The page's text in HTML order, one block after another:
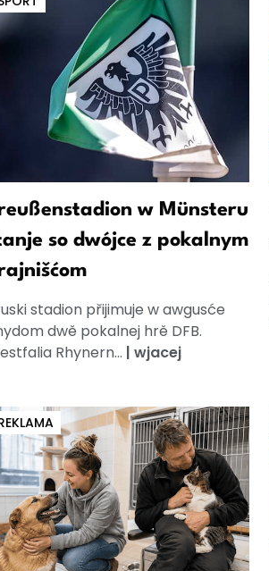
w Münsteru
so dwójce z pokalnym
stadion přijimuje w awgusće
dwě pokalnej hrě DFB.
Rhynern... | wjacej